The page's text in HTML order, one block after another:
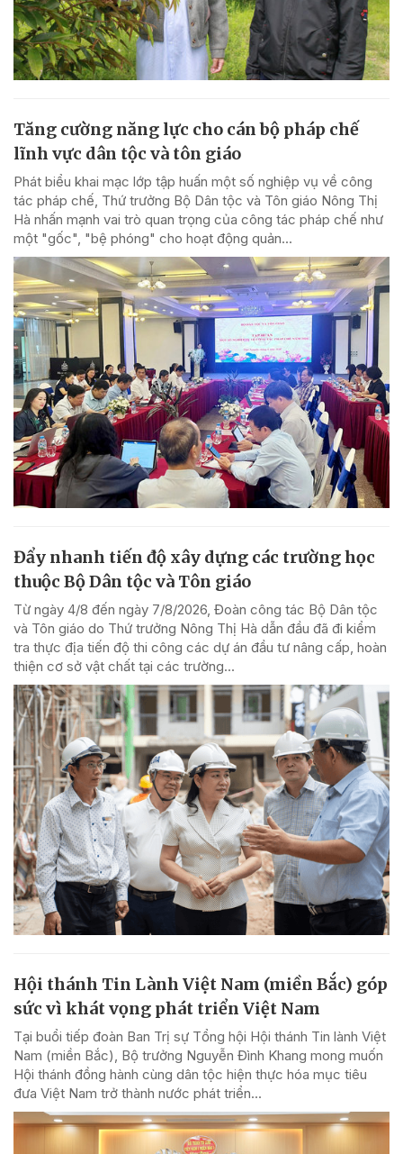
Tăng cường năng lực cho cán bộ pháp chế
lĩnh vực dân tộc và tôn giáo
Phát biểu khai mạc lớp tập huấn một số nghiệp vụ về công
tác pháp chế, Thứ trưởng Bộ Dân tộc và Tôn giáo Nông Thị
Hà nhấn mạnh vai trò quan trọng của công tác pháp chế như
một "gốc", "bệ phóng" cho hoạt động quản...
Đẩy nhanh tiến độ xây dựng các trường học
thuộc Bộ Dân tộc và Tôn giáo
Từ ngày 4/8 đến ngày 7/8/2026, Đoàn công tác Bộ Dân tộc
và Tôn giáo do Thứ trưởng Nông Thị Hà dẫn đầu đã đi kiểm
tra thực địa tiến độ thi công các dự án đầu tư nâng cấp, hoàn
thiện cơ sở vật chất tại các trường...
Hội thánh Tin Lành Việt Nam (miền Bắc) góp
sức vì khát vọng phát triển Việt Nam
Tại buổi tiếp đoàn Ban Trị sự Tổng hội Hội thánh Tin lành Việt
Nam (miền Bắc), Bộ trưởng Nguyễn Đình Khang mong muốn
Hội thánh đồng hành cùng dân tộc hiện thực hóa mục tiêu
đưa Việt Nam trở thành nước phát triển...